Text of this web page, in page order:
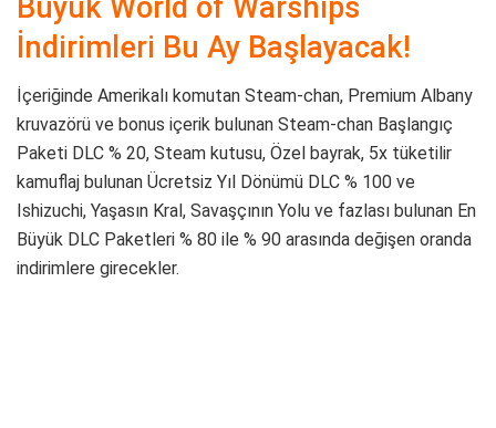
Büyük World of Warships
İndirimleri Bu Ay Başlayacak!
İçeriğinde Amerikalı komutan Steam-chan, Premium Albany
kruvazörü ve bonus içerik bulunan Steam-chan Başlangıç
Paketi DLC % 20, Steam kutusu, Özel bayrak, 5x tüketilir
kamuflaj bulunan Ücretsiz Yıl Dönümü DLC % 100 ve
Ishizuchi, Yaşasın Kral, Savaşçının Yolu ve fazlası bulunan En
Büyük DLC Paketleri % 80 ile % 90 arasında değişen oranda
indirimlere girecekler.